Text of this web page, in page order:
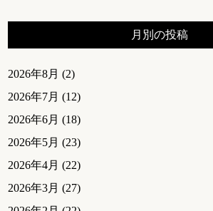
月別の投稿
2026年8月 (2)
2026年7月 (12)
2026年6月 (18)
2026年5月 (23)
2026年4月 (22)
2026年3月 (27)